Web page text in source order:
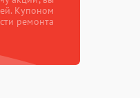
Купоном
ремонта